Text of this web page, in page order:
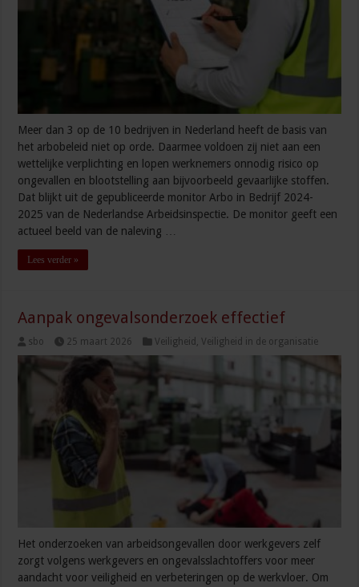
Meer dan 3 op de 10 bedrijven in Nederland heeft de basis van
het arbobeleid niet op orde. Daarmee voldoen zij niet aan een
wettelijke verplichting en lopen werknemers onnodig risico op
ongevallen en blootstelling aan bijvoorbeeld gevaarlijke stoffen.
Dat blijkt uit de gepubliceerde monitor Arbo in Bedrijf 2024-
2025 van de Nederlandse Arbeidsinspectie. De monitor geeft een
actueel beeld van de naleving …
Lees verder »
Aanpak ongevalsonderzoek effectief
sbo 25 maart 2026 Veiligheid ,Veiligheid in de organisatie
Het onderzoeken van arbeidsongevallen door werkgevers zelf
zorgt volgens werkgevers en ongevalsslachtoffers voor meer
aandacht voor veiligheid en verbeteringen op de werkvloer. Om